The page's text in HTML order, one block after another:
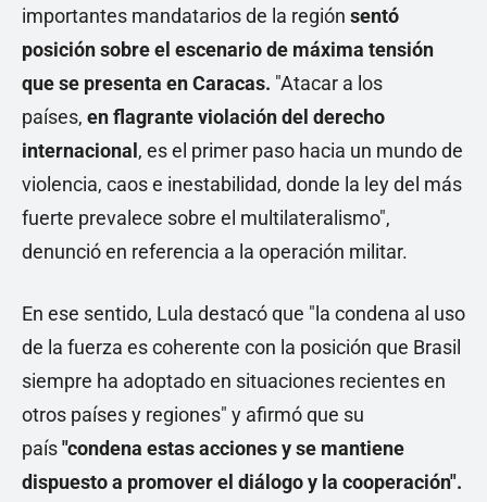
importantes mandatarios de la región sentó
posición sobre el escenario de máxima tensión
que se presenta en Caracas. "Atacar a los
países, en flagrante violación del derecho
internacional , es el primer paso hacia un mundo de
violencia, caos e inestabilidad, donde la ley del más
fuerte prevalece sobre el multilateralismo",
denunció en referencia a la operación militar.
En ese sentido, Lula destacó que "la condena al uso
de la fuerza es coherente con la posición que Brasil
siempre ha adoptado en situaciones recientes en
otros países y regiones" y afirmó que su
país"condena estas acciones y se mantiene
dispuesto a promover el diálogo y la cooperación".